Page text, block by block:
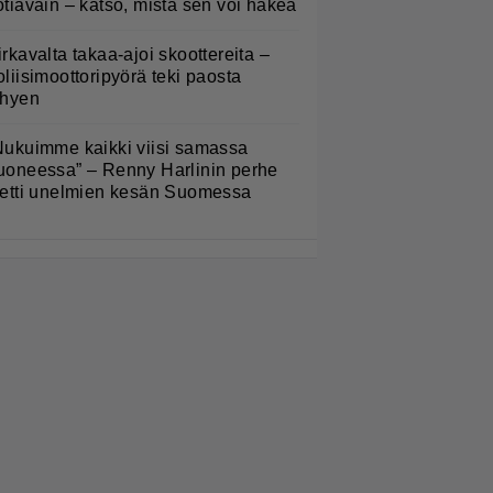
– katso, mistä sen voi hakea
takaa-ajoi skoottereita –
teki paosta
kaikki viisi samassa
– Renny Harlinin perhe
unelmien kesän Suomessa